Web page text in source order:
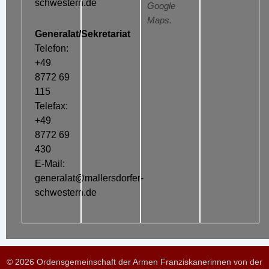
schwestern.de
Generalat/Sekretariat
Telefon:
+49
8772 69
115
Telefax:
+49
8772 69
430
E-Mail:
generalat@mallersdorfer-
schwestern.de
Google
Maps.
© 2026 Ordensgemeinschaft der Armen Franziskanerinnen von der